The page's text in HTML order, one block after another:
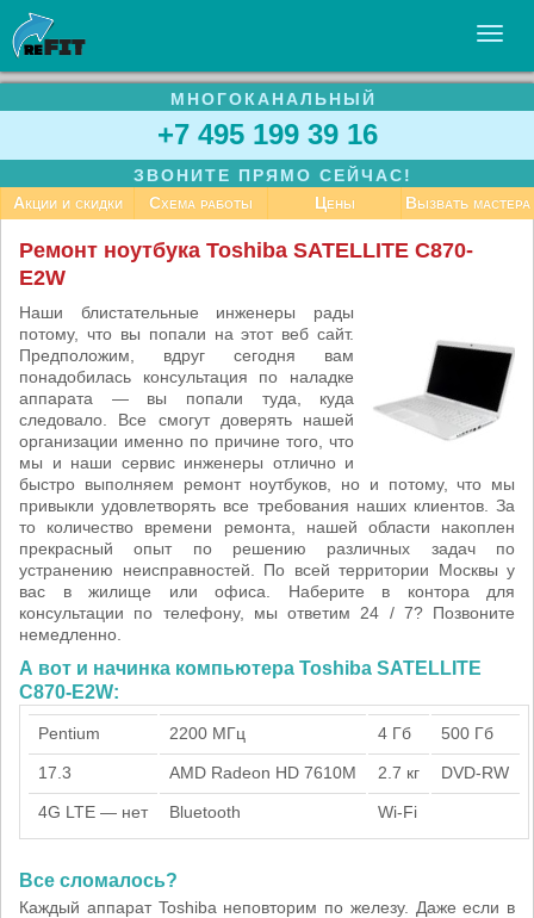
УСЛУГИ
БИЗНЕСУ
СТАТЬИ
МНОГОКАНАЛЬНЫЙ
+7 495 199 39 16
ЗВОНИТЕ ПРЯМО СЕЙЧАС!
Акции и скидки
Схема работы Цены Вызвать мастера
Ремонт ноутбука Toshiba SATELLITE C870-
E2W
Наши блистательные инженеры рады
потому, что вы попали на этот веб сайт.
Предположим, вдруг сегодня вам
понадобилась консультация по наладке
аппарата — вы попали туда, куда
следовало. Все смогут доверять нашей
организации именно по причине того, что
мы и наши сервис инженеры отлично и
быстро выполняем ремонт ноутбуков, но и потому, что мы
привыкли удовлетворять все требования наших клиентов. За
то количество времени ремонта, нашей области накоплен
прекрасный опыт по решению различных задач по
устранению неисправностей. По всей территории Москвы у
вас в жилище или офиса. Наберите в контора для
консультации по телефону, мы ответим 24 / 7? Позвоните
немедленно.
А вот и начинка компьютера Toshiba SATELLITE
C870-E2W:
Pentium 2200 МГц 4 Гб 500 Гб
17.3 AMD Radeon HD 7610M 2.7 кг DVD-RW
4G LTE — нет Bluetooth Wi-Fi
Все сломалось?
Каждый аппарат Toshiba неповторим по железу. Даже если в